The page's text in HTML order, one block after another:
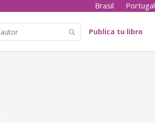
Brasil Portugal
Publica tu libro